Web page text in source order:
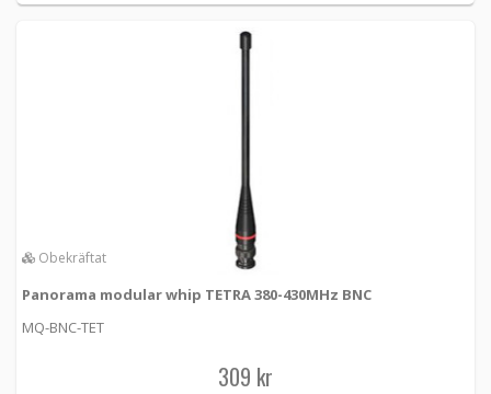
Obekräftat
Panorama modular whip TETRA 380-430MHz BNC
MQ-BNC-TET
309 kr